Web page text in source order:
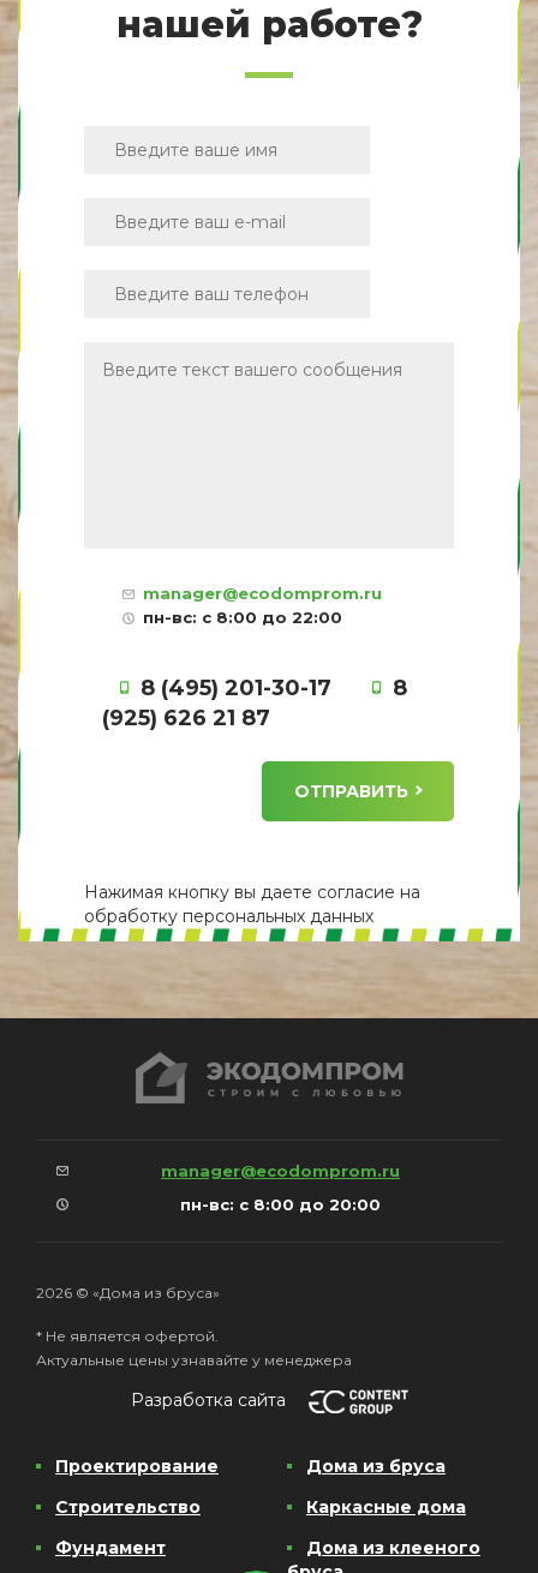
нашей работе?
manager@ecodomprom.ru
пн-вс: с 8:00 до 22:00
8 (495) 201-30-17
8
(925) 626 21 87
ОТПРАВИТЬ
Нажимая кнопку вы даете согласие на
обработку персональных данных
manager@ecodomprom.ru
пн-вс: с 8:00 до 20:00
2026 © «Дома из бруса»
* Не является офертой.
Актуальные цены узнавайте у менеджера
Разработка сайта
Проектирование
Строительство
Фундамент
Дома из бруса
Каркасные дома
Дома из клееного